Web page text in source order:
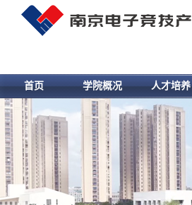
首页 学院概况 人才培养